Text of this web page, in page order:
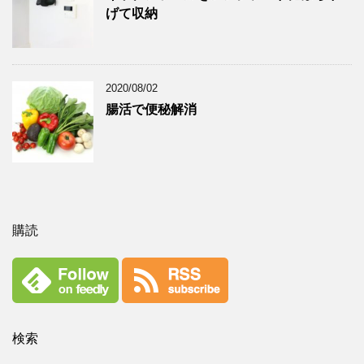
げて収納
2020/08/02
腸活で便秘解消
購読
検索